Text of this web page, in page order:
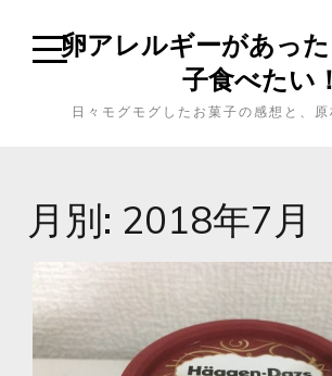
卵アレルギーがあっ
子食べたい！
日々モグモグしたお菓子の感想と、原
月別: 2018年7月